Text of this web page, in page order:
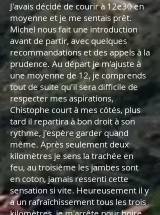
J'avais décidé de courir à 12e30 en
moyenne et je me sentais prêt.
Michel nous fait une introduction
avant de partir, avec quelques
recommandations et des appels à la
prudence. Au départ je m'ajuste à
une moyenne de 12, je comprends
tout de suite qu'il sera difficile de
respecter mes aspirations,
Chistophe court à mes côtés, plus
tard il repartira à bon droit à son
rythme, j'espère garder quand
même. Après seulement deux
kilomètres je sens la trachée en
feu, au troisième les jambes sont
en coton, jamais ressenti cette
sensation si vite. Heureusement il y
a un rafraîchissement tous les trois